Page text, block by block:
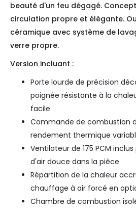
beauté d'un feu dégagé.
circulation propre et élégante.
céramique avec système de
verre propre.
Version incluant :
Porte lourde de précision
poignée résistante à la
facile
Commande de combustion
rendement thermique
Ventilateur de 175 PCM
d'air douce dans la pièce
Répartition de la chaleur
chauffage à air forcé en
Chambre de combustion